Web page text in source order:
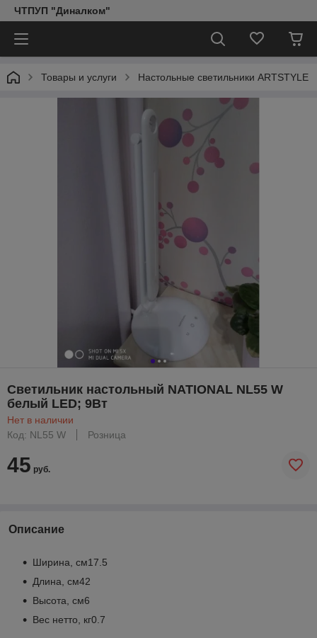
ЧТПУП "Диналком"
Товары и услуги Настольные светильники ARTSTYLE
Светильник настольный NATIONAL NL55 W
белый LED; 9Вт
Нет в наличии
Код: NL55 W
Розница
45 руб.
Описание
Ширина, см17.5
Длина, см42
Высота, см6
Вес нетто, кг0.7